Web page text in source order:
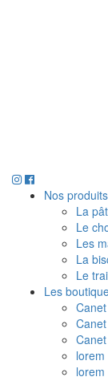
Nos produits
La
Le
Les
La
Le
Les
lorem
lorem